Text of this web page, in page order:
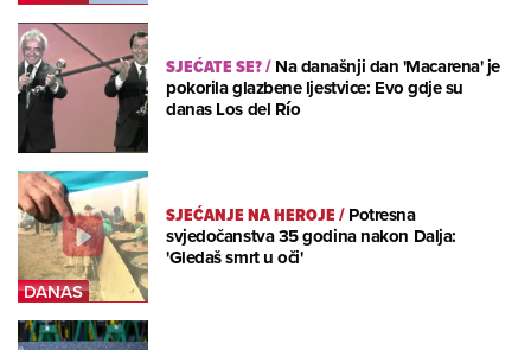
SJEĆATE SE?/Na današnji dan 'Macarena' je
pokorila glazbene ljestvice: Evo gdje su
danas Los del Río
SJEĆANJE NA HEROJE/Potresna
svjedočanstva 35 godina nakon Dalja:
'Gledaš smrt u oči'